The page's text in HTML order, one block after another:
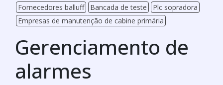
Fornecedores balluff
Bancada de teste
Plc sopradora
Empresas de manutenção de cabine primária
Gerenciamento de
alarmes